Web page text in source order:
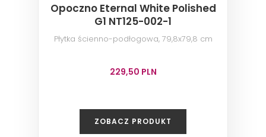
Opoczno Eternal White Polished
G1 NT125-002-1
Płytka ścienno-podłogowa, 79,8x79,8 cm
229,50 PLN
ZOBACZ PRODUKT